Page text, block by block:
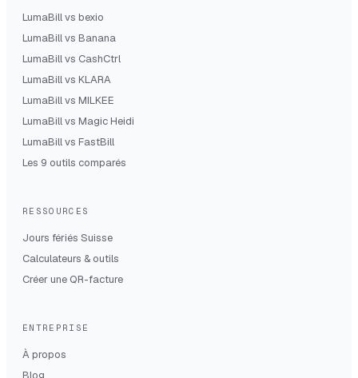
LumaBill vs bexio
LumaBill vs Banana
LumaBill vs CashCtrl
LumaBill vs KLARA
LumaBill vs MILKEE
LumaBill vs Magic Heidi
LumaBill vs FastBill
Les 9 outils comparés
RESSOURCES
Jours fériés Suisse
Calculateurs & outils
Créer une QR-facture
ENTREPRISE
À propos
Blog